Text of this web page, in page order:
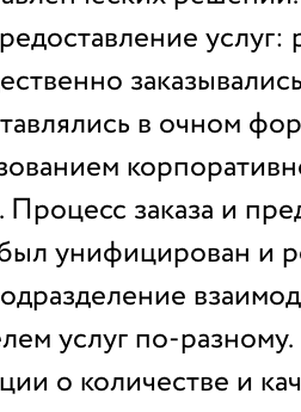
услуг:
в очном
Процесс заказа и
унифицирован и
услуг по-
о количестве и